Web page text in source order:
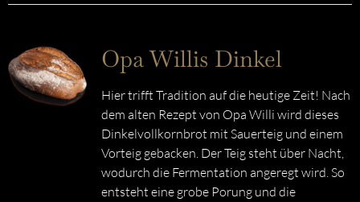
Opa Willis Dinkel
Hier trifft Tradition auf die heutige Zeit! Nach
dem alten Rezept von Opa Willi wird dieses
Dinkelvollkornbrot mit Sauerteig und einem
Vorteig gebacken. Der Teig steht über Nacht,
wodurch die Fermentation angeregt wird. So
entsteht eine grobe Porung und die